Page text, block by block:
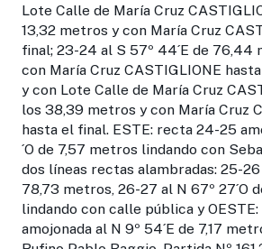
Lote Calle de María Cruz
13,32 metros y con María Cruz
final; 23-24 al S 57º 44´E de 76,44
con María Cruz CASTIGLIONE
y con Lote Calle de María Cruz
los 38,39 metros y con María Cruz
hasta el final. ESTE: recta 24-25
´O de 7,57 metros lindando con
dos líneas rectas alambradas: 25-26
78,73 metros, 26-27 al N 67º 27´O
lindando con calle pública y
amojonada al N 9º 54´E de 7,17